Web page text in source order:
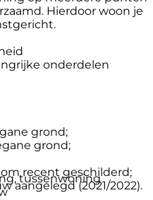
Hierdoor woon je
onderdelen
grond;
grond;
recent geschilderd;
aangelegd (2021/2022).
tussenwoning